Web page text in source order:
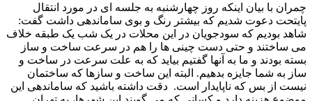
چمران با بیان اینکه روز چهارشنبه به جلسه ای در مورد انتقال
پایتحت دعوت شدیم که بیشتر رنگ و بوی ساماندهی داشت گفت:
شاهد بودیم که سودجویان در این محلات در یک شب یک طبقه خلاف
می ساختند و حتی دست چینی ها را هم در سرعت ساخت و ساز
بسته بودند و ما به آنها گفتیم بیاید که به علت سرعت در ساخت و
ساز به شما جایزه بدهیم. البته این ساخت و سازها که ساختمان
نیست از بس که ناپایدار است. دقت داشته باشید که ساماندهی این